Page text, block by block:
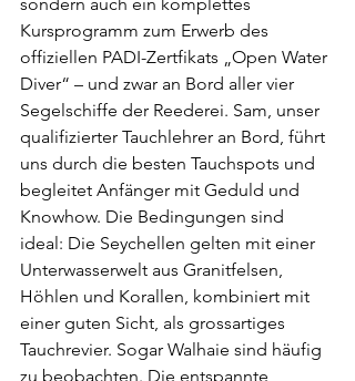
Kursprogramm zum Erwerb des
offiziellen PADI-Zertfikats „Open Water
Diver“ – und zwar an Bord aller vier
Segelschiffe der Reederei. Sam, unser
qualifizierter Tauchlehrer an Bord, führt
uns durch die besten Tauchspots und
begleitet Anfänger mit Geduld und
Knowhow. Die Bedingungen sind
ideal: Die Seychellen gelten mit einer
Unterwasserwelt aus Granitfelsen,
Höhlen und Korallen, kombiniert mit
einer guten Sicht, als grossartiges
Tauchrevier. Sogar Walhaie sind häufig
zu beobachten. Die entspannte